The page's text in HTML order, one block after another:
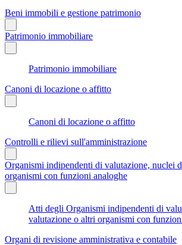
Beni immobili e gestione patrimonio
Patrimonio immobiliare
Patrimonio immobiliare
Canoni di locazione o affitto
Canoni di locazione o affitto
Controlli e rilievi sull'amministrazione
Organismi indipendenti di valutazione, nuclei
organismi con funzioni analoghe
Atti degli Organismi indipendenti di
valutazione o altri organismi con
Organi di revisione amministrativa e contabile